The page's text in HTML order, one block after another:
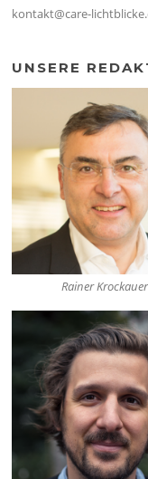
kontakt@care-
UNSERE
Rainer Krockauer